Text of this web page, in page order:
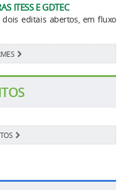
ITESS E GDTEC
editais abertos, em fluxo